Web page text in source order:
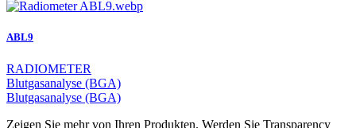
ABL9
RADIOMETER
Blutgasanalyse (BGA)
Blutgasanalyse (BGA)
Zeigen Sie mehr von Ihren Produkten. Werden Sie Transparency